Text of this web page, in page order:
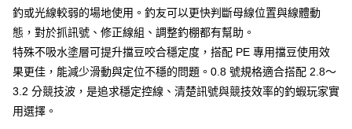
釣或光線較弱的場地使用。釣友可以更快判斷母線位置與線體動
態，對於抓訊號、修正線組、調整釣棚都有幫助。
特殊不吸水塗層可提升擋豆咬合穩定度，搭配 PE 專用擋豆使用效
果更佳，能減少滑動與定位不穩的問題。0.8 號規格適合搭配 2.8～
3.2 分競技波，是追求穩定控線、清楚訊號與競技效率的釣蝦玩家實
用選擇。